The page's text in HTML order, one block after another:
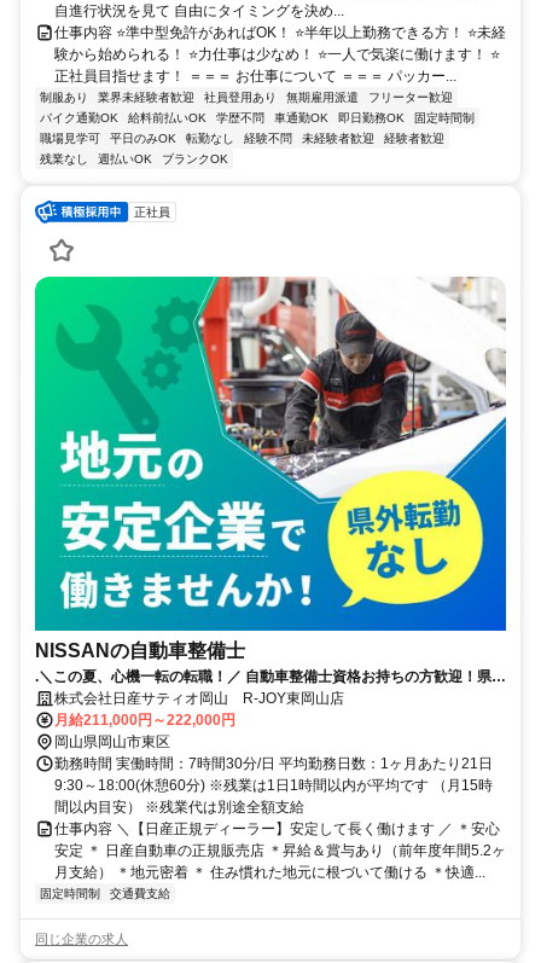
自進行状況を見て 自由にタイミングを決め...
仕事内容 ⭐準中型免許があればOK！ ⭐半年以上勤務できる方！ ⭐未経
験から始められる！ ⭐力仕事は少なめ！ ⭐一人で気楽に働けます！ ⭐
正社員目指せます！ ＝＝＝ お仕事について ＝＝＝ パッカー...
制服あり 業界未経験者歓迎 社員登用あり 無期雇用派遣
フリーター歓迎
バイク通勤OK
給料前払いOK 学歴不問 車通勤OK 即日勤務OK
固定時間制
職場見学可
平日のみOK 転勤なし 経験不問 未経験者歓迎
経験者歓迎
残業なし
週払いOK ブランクOK
正社員
NISSANの自動車整備士
.＼この夏、心機一転の転職！／ 自動車整備士資格お持ちの方歓迎！県外
への転勤無し！誰もが知る安心な会社！賞与5.2か月支給！（昨年度実
績）
株式会社日産サティオ岡山 R-JOY東岡山店
月給211,000円～222,000円
岡山県岡山市東区
勤務時間 実働時間：7時間30分/日 平均勤務日数：1ヶ月あたり21日
9:30～18:00(休憩60分) ※残業は1日1時間以内が平均です （月15時
間以内目安） ※残業代は別途全額支給
仕事内容 ＼【日産正規ディーラー】安定して長く働けます ／ ＊安心
安定 ＊ 日産自動車の正規販売店 ＊昇給＆賞与あり（前年度年間5.2ヶ
月支給） ＊地元密着 ＊ 住み慣れた地元に根づいて働ける ＊快適...
固定時間制 交通費支給
同じ企業の求人